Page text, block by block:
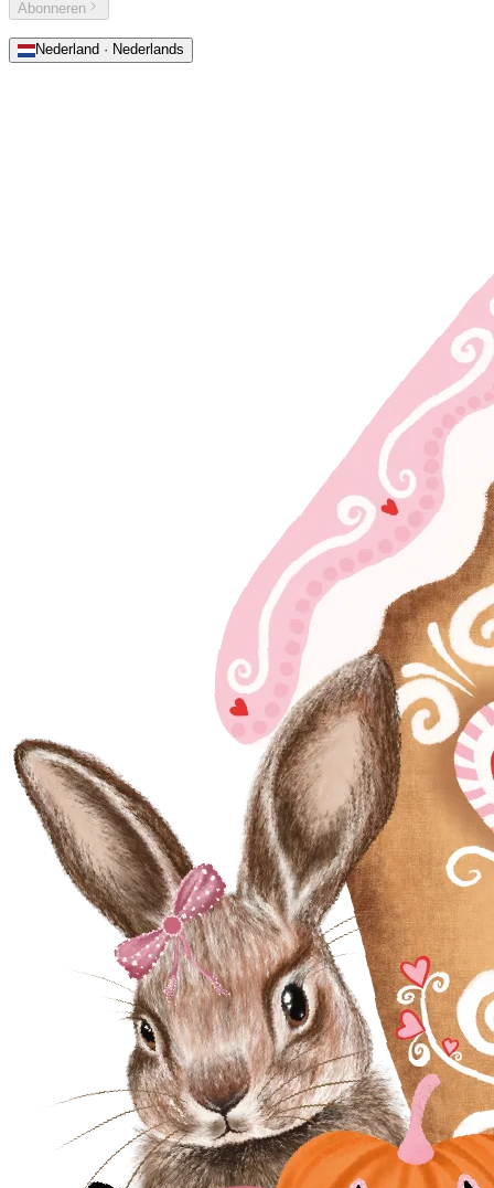
Abonneren
Nederland · Nederlands